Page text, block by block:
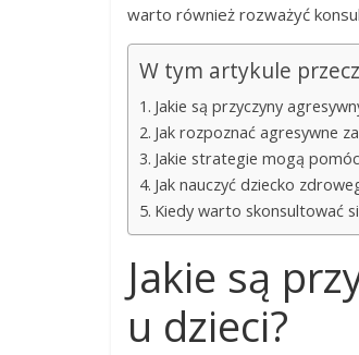
warto również rozważyć
W tym artykule
Jakie są przyczyny
Jak rozpoznać agresywne
Jakie strategie mogą
Jak nauczyć dziecko
Kiedy warto skonsultować
Jakie są
u dzieci?